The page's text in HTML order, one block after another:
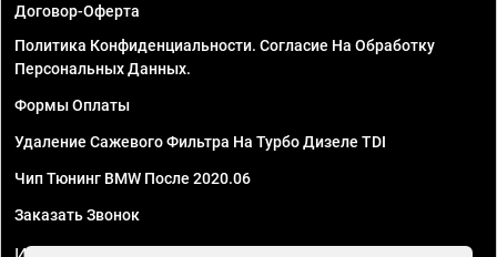
Договор-Оферта
Политика Конфиденциальности. Согласие На Обработку
Персональных Данных.
Формы Оплаты
Удаление Сажевого Фильтра На Турбо Дизеле TDI
Чип Тюнинг BMW После 2020.06
Заказать Звонок